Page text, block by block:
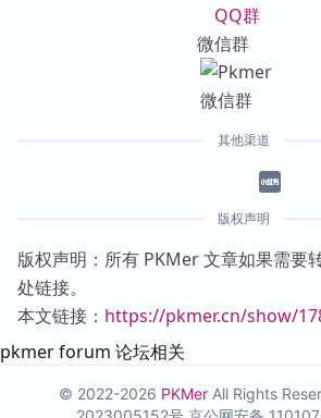
QQ群
微信群
其他渠道
版权声明
版权声明：所有 PKMer 文章如果需要
处链接。
本文链接： https://pkmer.cn/show/
pkmer forum 论坛相关
© 2022-2026 PKMer All Rights